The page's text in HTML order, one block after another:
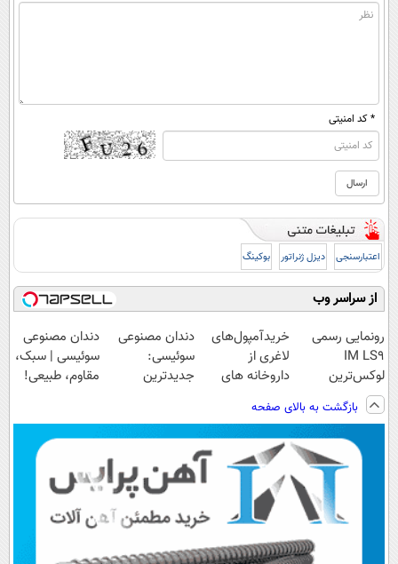
* کد امنیتی
اعتبارسنجی دیزل ژنراتور بوکینگ
از سراسر وب
رونمایی رسمی
IM LS9
لوکس‌ترین
EREV در ایران
خریدآمپول‌های
لاغری از
داروخانه های
فوری همراه با
پک یخ!
دندان مصنوعی
سوئیسی:
جدیدترین
پرداخت قسطی
دندان مصنوعی
سوئیسی | سبک،
مقاوم، طبیعی!
اقساطی😍
بازگشت به بالای صفحه